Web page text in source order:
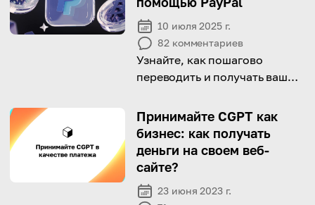
10 июля 2025 г.
82 комментариев
Узнайте, как пошагово
переводить и получать ваш
криптовалюты с помощью
PayPal!
Принимайте CGPT как
бизнес: как получать
деньги на своем веб-
сайте?
23 июня 2023 г.